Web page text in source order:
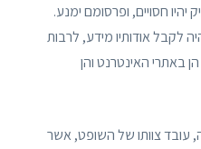
יהיו חסויים, ופרסומם ימנע.
לקבל אודותיו מידע, לרבות
באתרי האינטרנט והן
עובד צוותו של השופט, אשר